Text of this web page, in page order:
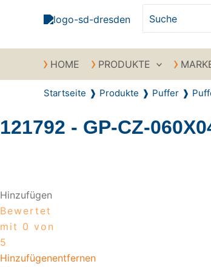
HOME PRODUKTE
Startseite Produkte Puffer
121792 - GP-CZ-
Hinzufügen
Bewertet
mit 0 von
5
Hinzufügenentfernen